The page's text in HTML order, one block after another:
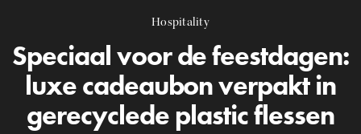
Hospitality
Speciaal voor de feestdagen:
luxe cadeaubon verpakt in
gerecyclede plastic flessen